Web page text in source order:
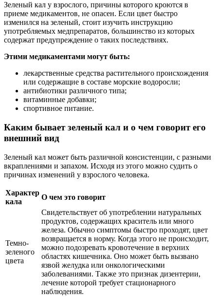
Зеленый кал у взрослого, причины которого кроются в
приеме медикаментов, не опасен. Если цвет быстро
изменился на зеленый, стоит изучить инструкцию
употребляемых медпрепаратов, большинство из которых
содержат предупреждение о таких последствиях.
Этими медикаментами могут быть:
лекарственные средства растительного происхождения
или содержащие в составе морские водоросли;
антибиотики различного типа;
витаминные добавки;
спортивное питание.
Каким бывает зеленый кал и о чем говорит его
внешний вид
Зеленый кал может быть различной консистенции, с разными
вкраплениями и запахом. Исходя из этого можно судить о
причинах изменений у взрослого человека.
Характер
кала
О чем это говорит
Темно-
зеленого
цвета
Свидетельствует об употреблении натуральных
продуктов, содержащих краситель или много
железа. Обычно симптомы быстро проходят, цвет
возвращается в норму. Когда этого не происходит,
можно подозревать кровотечение в верхних
областях кишечника. Оно может быть вызвано
язвой желудка или онкологическими
заболеваниями. Также это признак дизентерии,
лечение которой требует стационарного
наблюдения.